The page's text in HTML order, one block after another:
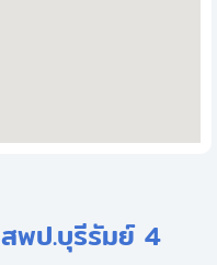
สพป.บุรีรัมย์ 4